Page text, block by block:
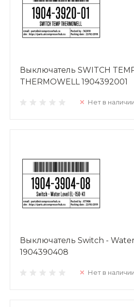
Выключатель SWITCH
THERMOWELL 1904392001
Нет в наличии
Выключатель Switch - Water
1904390408
Нет в наличии